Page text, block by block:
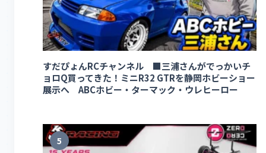
すだぴょんRCチャンネル ■三浦さんがでっかいチ
ョロQ買ってきた！ミニR32 GTRを静岡ホビーショー
展示へ ABCホビー・ターマック・ウレヒーロー
5